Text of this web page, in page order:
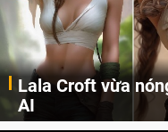
Lala Croft vừa
AI